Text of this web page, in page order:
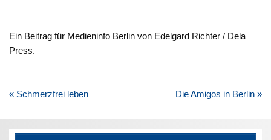
Ein Beitrag für Medieninfo Berlin von Edelgard Richter / Dela
Press.
Beitragsnavigation
« Schmerzfrei leben Die Amigos in Berlin »